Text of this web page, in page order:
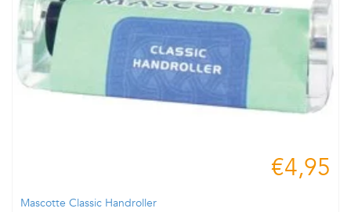
€4,95
Mascotte Classic Handroller